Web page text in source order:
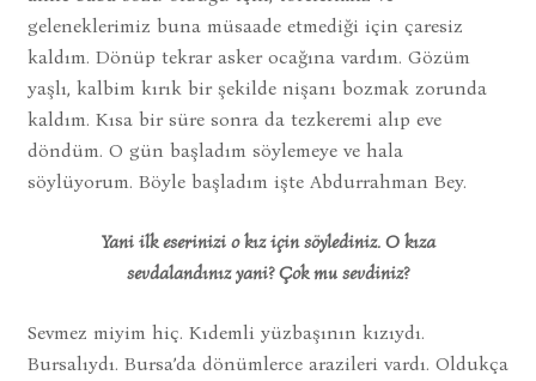
geleneklerimiz buna müsaade etmediği için çaresiz
kaldım. Dönüp tekrar asker ocağına vardım. Gözüm
yaşlı, kalbim kırık bir şekilde nişanı bozmak zorunda
kaldım. Kısa bir süre sonra da tezkeremi alıp eve
döndüm. O gün başladım söylemeye ve hala
söylüyorum. Böyle başladım işte Abdurrahman Bey.
Yani ilk eserinizi o kız için söylediniz. O kıza
sevdalandınız yani? Çok mu sevdiniz?
Sevmez miyim hiç. Kıdemli yüzbaşının kızıydı.
Bursalıydı. Bursa’da dönümlerce arazileri vardı. Oldukça